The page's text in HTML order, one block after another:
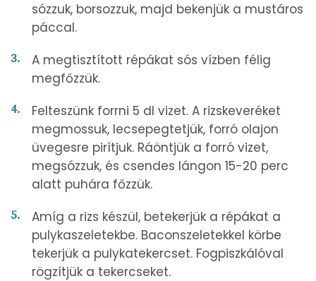
sózzuk, borsozzuk, majd bekenjük a mustáros
páccal.
A megtisztított répákat sós vízben félig
megfőzzük.
Felteszünk forrni 5 dl vizet. A rizskeveréket
megmossuk, lecsepegtetjük, forró olajon
üvegesre pirítjuk. Ráöntjük a forró vizet,
megsózzuk, és csendes lángon 15-20 perc
alatt puhára főzzük.
Amíg a rizs készül, betekerjük a répákat a
pulykaszeletekbe. Baconszeletekkel körbe
tekerjük a pulykatekercset. Fogpiszkálóval
rögzítjük a tekercseket.